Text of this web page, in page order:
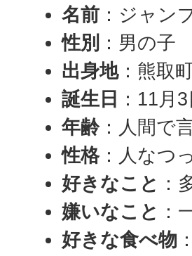
名前 ：ジャン
性別 ：男の子
出身地：熊取
誕生日 ：11月3
年齢：人間で
性格：人なつ
好きなこと ：
嫌いなこと ：
好きな食べ物